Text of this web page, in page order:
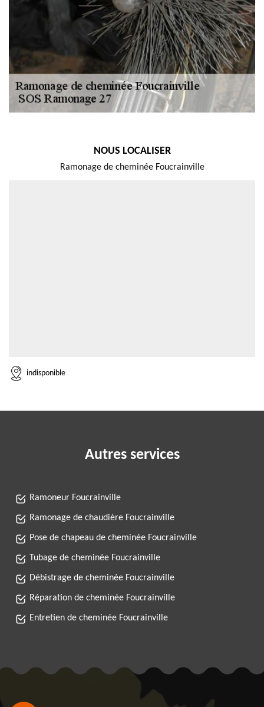
NOUS LOCALISER
Ramonage de cheminée Foucrainville
indisponible
Autres services
Ramoneur Foucrainville
Ramonage de chaudière Foucrainville
Pose de chapeau de cheminée Foucrainville
Tubage de cheminée Foucrainville
Débistrage de cheminée Foucrainville
Réparation de cheminée Foucrainville
Entretien de cheminée Foucrainville